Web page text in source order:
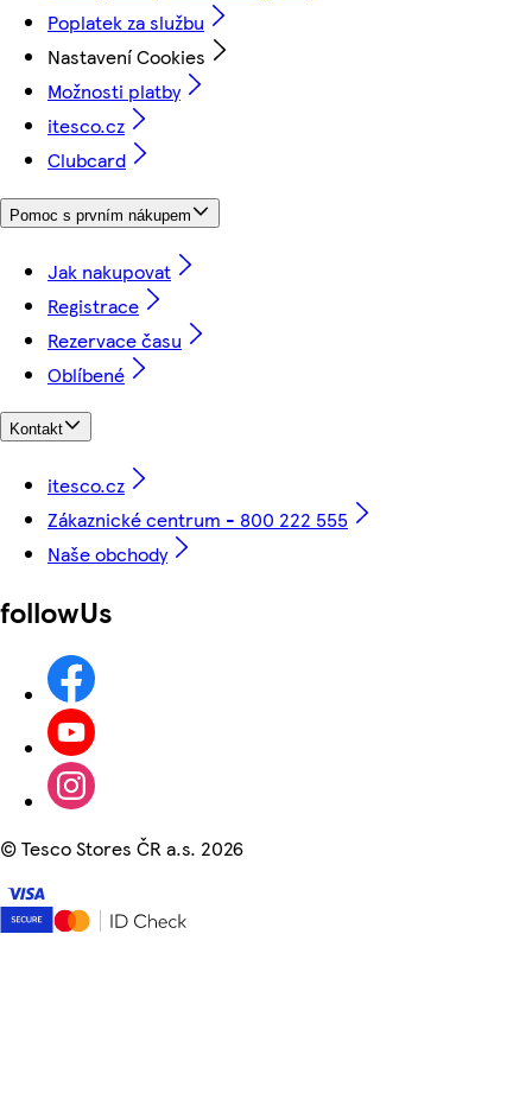
Poplatek za službu
Nastavení Cookies
Možnosti platby
itesco.cz
Clubcard
Pomoc s prvním nákupem
Jak nakupovat
Registrace
Rezervace času
Oblíbené
Kontakt
itesco.cz
Zákaznické centrum - 800 222 555
Naše obchody
followUs
©Tesco Stores ČR a.s. 2026